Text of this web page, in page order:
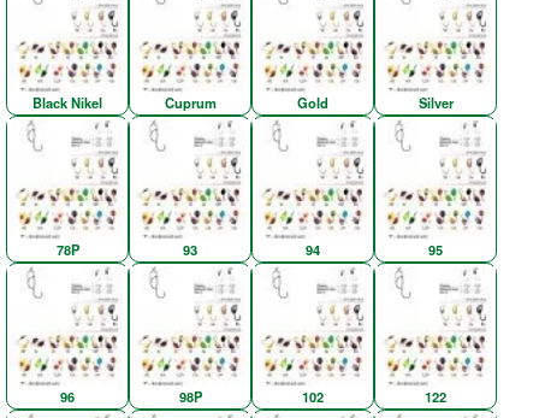
Black Nikel Cuprum Gold Silver
78P 93 94 95
96 98P 102 122